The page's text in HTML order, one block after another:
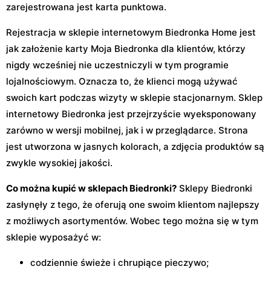
zarejestrowana jest karta punktowa.
Rejestracja w sklepie internetowym Biedronka Home jest
jak założenie karty Moja Biedronka dla klientów, którzy
nigdy wcześniej nie uczestniczyli w tym programie
lojalnościowym. Oznacza to, że klienci mogą używać
swoich kart podczas wizyty w sklepie stacjonarnym. Sklep
internetowy Biedronka jest przejrzyście wyeksponowany
zarówno w wersji mobilnej, jak i w przeglądarce. Strona
jest utworzona w jasnych kolorach, a zdjęcia produktów są
zwykle wysokiej jakości.
Co można kupić w sklepach Biedronki? Sklepy Biedronki
zasłynęły z tego, że oferują one swoim klientom najlepszy
z możliwych asortymentów. Wobec tego można się w tym
sklepie wyposażyć w:
codziennie świeże i chrupiące pieczywo;